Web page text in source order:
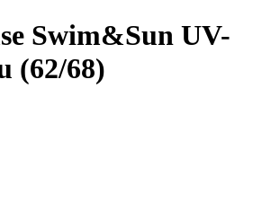
Swim&Sun UV-
(62/68)